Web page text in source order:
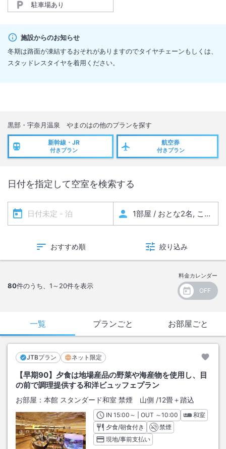
駐車場あり
施設からのお知らせ
冬期は路面が凍結するおそれがありますのでタイヤチェーンもしくは、
スタッドレスタイヤを着用ください。
黒部・宇奈月温泉 やまのはの他のプランを探す
新幹線・JR
付きプラン
航空券
付きプラン
日付を指定して空室を検索する
おすすめ順 絞り込み
80件のうち、 1～20件を表示
料金カレンダー
一覧 プランごと お部屋ごと
JTBプラン ネット限定
【早期90】夕食は地場産品の野菜や海産物を使用し、目
の前で調理提供する和洋ビュッフェプラン
お部屋： 本館 スタンダード和室 禁煙 山側 /12畳＋踏込
INチェックイン
15:00 ～ | OUT チェックアウト
～10:00
和室
夕食/朝食付き
禁煙
現地/事前支払い